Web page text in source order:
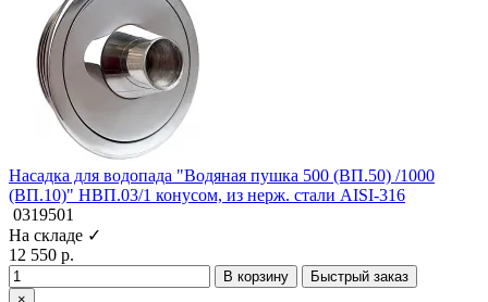
Насадка для водопада "Водяная пушка 500 (ВП.50) /1000
(ВП.10)" НВП.03/1 конусом, из нерж. стали AISI-316
0319501
На складе ✓
12 550 р.
В корзину
Быстрый заказ